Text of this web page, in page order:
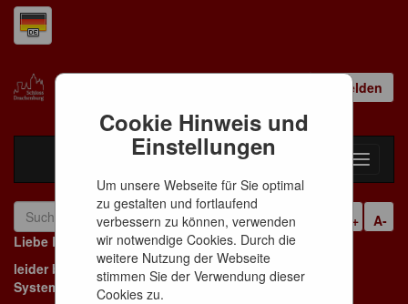
Cookie Hinweis und
Einstellungen
Um unsere Webseite für Sie optimal
zu gestalten und fortlaufend
verbessern zu können, verwenden
wir notwendige Cookies. Durch die
weitere Nutzung der Webseite
stimmen Sie der Verwendung dieser
Cookies zu.
Anmelden
Toggle
A-
A+
Liebe Besucherinnen und Besucher,
leider befindet sich der Onlineshop derzeit aus
Systemgründen im Wartungsmodus.